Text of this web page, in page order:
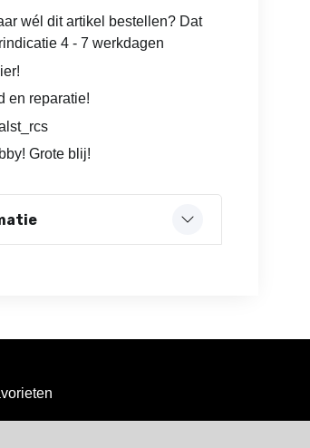
wél dit artikel bestellen? Dat
4 - 7 werkdagen
en reparatie!
Grote blij!